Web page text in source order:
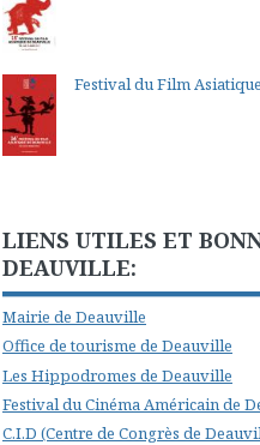
Festival du Film
LIENS UTILES ET
DEAUVILLE:
Mairie de Deauville
Office de tourisme de Deauville
Les Hippodromes de Deauville
Festival du Cinéma Américain de
C.I.D (Centre de Congrès de